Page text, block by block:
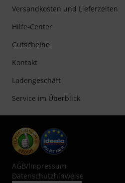
Versandkosten und Lieferzeiten
Hilfe-Center
Gutscheine
Kontakt
Ladengeschäft
Service im Überblick
AGB/Impressum
Datenschutzhinweise